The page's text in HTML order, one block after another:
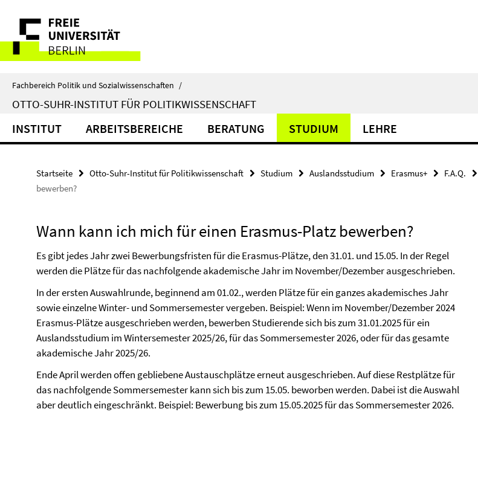
direkt
Inhalt
Service-
Navigation
Fachbereich Politik und Sozialwissenschaften /
OTTO-SUHR-INSTITUT FÜR POLITIKWISSENSCHAFT
INSTITUT ARBEITSBEREICHE BERATUNG STUDIUM LEHRE
Startseite Otto-Suhr-Institut für Politikwissenschaft Studium Auslandsstudium Erasmus+ F.A.Q.
bewerben?
Wann kann ich mich für einen Erasmus-Platz bewerben?
Es gibt jedes Jahr zwei Bewerbungsfristen für die Erasmus-Plätze, den 31.01. und 15.05. In der Regel
werden die Plätze für das nachfolgende akademische Jahr im November/Dezember ausgeschrieben.
In der ersten Auswahlrunde, beginnend am 01.02., werden Plätze für ein ganzes akademisches Jahr
sowie einzelne Winter- und Sommersemester vergeben. Beispiel: Wenn im November/Dezember 2024
Erasmus-Plätze ausgeschrieben werden, bewerben Studierende sich bis zum 31.01.2025 für ein
Auslandsstudium im Wintersemester 2025/26, für das Sommersemester 2026, oder für das gesamte
akademische Jahr 2025/26.
Ende April werden offen gebliebene Austauschplätze erneut ausgeschrieben. Auf diese Restplätze für
das nachfolgende Sommersemester kann sich bis zum 15.05. beworben werden. Dabei ist die Auswahl
aber deutlich eingeschränkt. Beispiel: Bewerbung bis zum 15.05.2025 für das Sommersemester 2026.